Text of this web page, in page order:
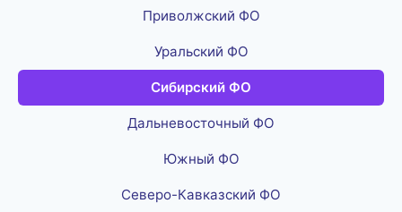
Приволжский ФО
Уральский ФО
Сибирский ФО
Дальневосточный ФО
Южный ФО
Северо-Кавказский ФО